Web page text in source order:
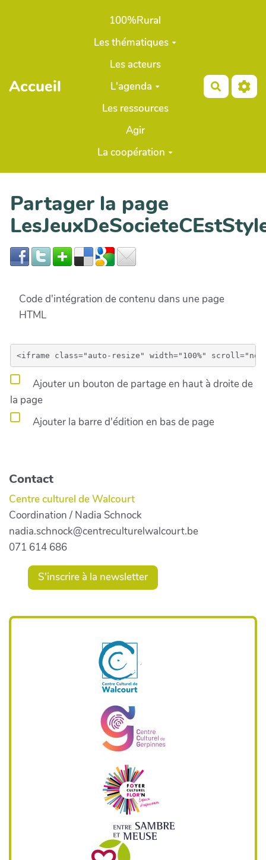
Aller au contenu principal
Accueil
100%Rural
Les thématiques
Les acteurs
L'agenda
Les ressources
Agir
La coopération
Partager la page
Code d'intégration de contenu dans une page
HTML
Ajouter un bouton de partage en haut à droite de
la page
Ajouter la barre d'édition en bas de page
Contact
Centre culturel de Walcourt
Coordination / Nadia Schnock
nadia.schnock@centreculturelwalcourt.be
071 614 686
S'inscrire à la newsletter